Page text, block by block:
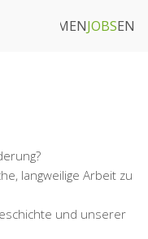
JOBSEN
langweilige Arbeit zu
und unserer